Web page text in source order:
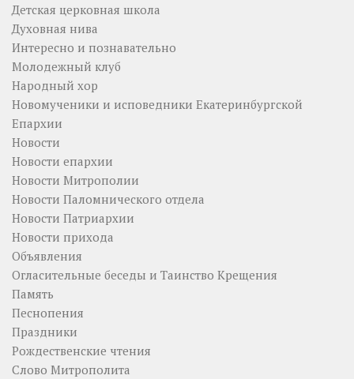
Детская церковная школа
Духовная нива
Интересно и познавательно
Молодежный клуб
Народный хор
Новомученики и исповедники Екатеринбургской
Епархии
Новости
Новости епархии
Новости Митрополии
Новости Паломнического отдела
Новости Патриархии
Новости прихода
Объявления
Огласительные беседы и Таинство Крещения
Память
Песнопения
Праздники
Рождественские чтения
Слово Митрополита